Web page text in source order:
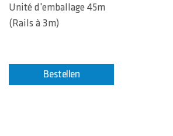
Unité d'emballage 45m
(Rails à 3m)
Bestellen